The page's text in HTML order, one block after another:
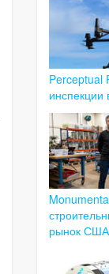
Perceptual
инспекции
рынок США